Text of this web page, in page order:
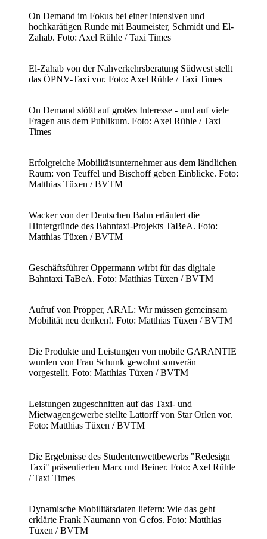
On Demand im Fokus bei einer intensiven und
hochkarätigen Runde mit Baumeister, Schmidt und El-
Zahab. Foto: Axel Rühle / Taxi Times
El-Zahab von der Nahverkehrsberatung Südwest stellt
das ÖPNV-Taxi vor. Foto: Axel Rühle / Taxi Times
On Demand stößt auf großes Interesse - und auf viele
Fragen aus dem Publikum. Foto: Axel Rühle / Taxi
Times
Erfolgreiche Mobilitätsunternehmer aus dem ländlichen
Raum: von Teuffel und Bischoff geben Einblicke. Foto:
Matthias Tüxen / BVTM
Wacker von der Deutschen Bahn erläutert die
Hintergründe des Bahntaxi-Projekts TaBeA. Foto:
Matthias Tüxen / BVTM
Geschäftsführer Oppermann wirbt für das digitale
Bahntaxi TaBeA. Foto: Matthias Tüxen / BVTM
Aufruf von Pröpper, ARAL: Wir müssen gemeinsam
Mobilität neu denken!. Foto: Matthias Tüxen / BVTM
Die Produkte und Leistungen von mobile GARANTIE
wurden von Frau Schunk gewohnt souverän
vorgestellt. Foto: Matthias Tüxen / BVTM
Leistungen zugeschnitten auf das Taxi- und
Mietwagengewerbe stellte Lattorff von Star Orlen vor.
Foto: Matthias Tüxen / BVTM
Die Ergebnisse des Studentenwettbewerbs "Redesign
Taxi" präsentierten Marx und Beiner. Foto: Axel Rühle
/ Taxi Times
Dynamische Mobilitätsdaten liefern: Wie das geht
erklärte Frank Naumann von Gefos. Foto: Matthias
Tüxen / BVTM